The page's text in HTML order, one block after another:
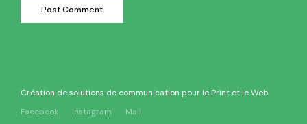
Création de solutions de communication pour le Print et le Web
Facebook
Instagram Mail